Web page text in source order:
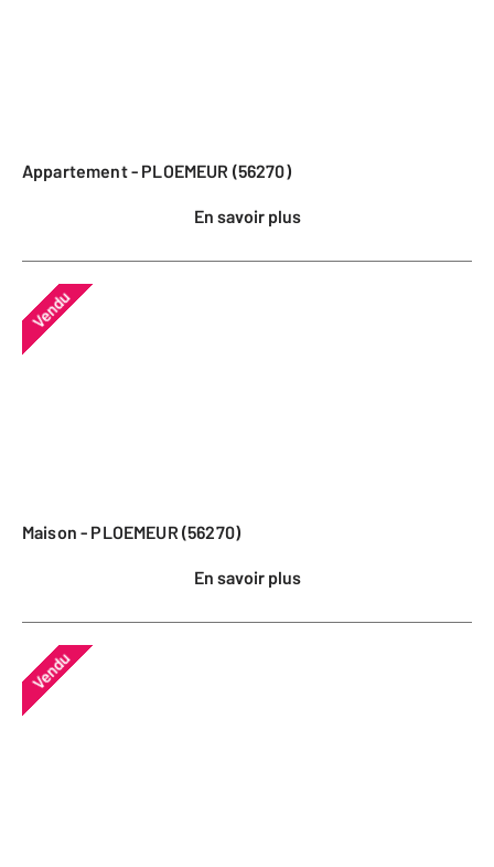
Appartement - PLOEMEUR (56270)
En savoir plus
Vendu
Maison - PLOEMEUR (56270)
En savoir plus
Vendu